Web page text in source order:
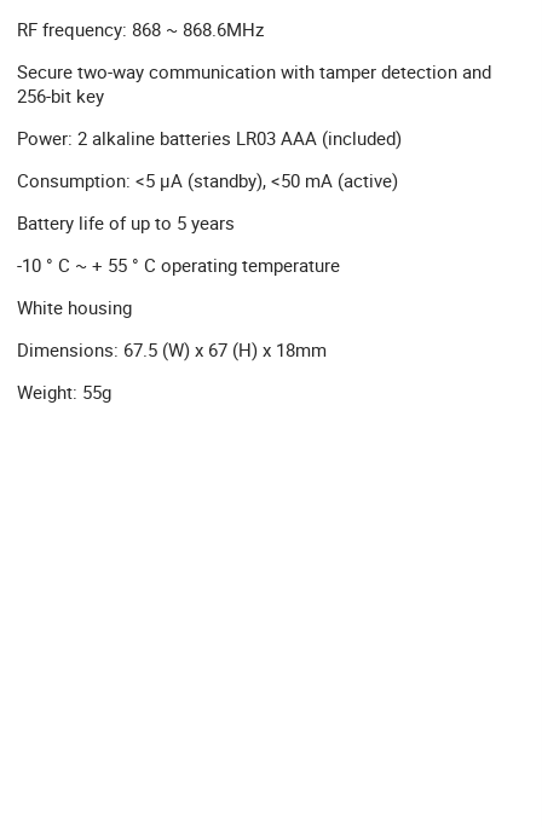
RF frequency: 868 ~ 868.6MHz
Secure two-way communication with tamper detection and
256-bit key
Power: 2 alkaline batteries LR03 AAA (included)
Consumption: <5 µA (standby), <50 mA (active)
Battery life of up to 5 years
-10 ° C ~ + 55 ° C operating temperature
White housing
Dimensions: 67.5 (W) x 67 (H) x 18mm
Weight: 55g